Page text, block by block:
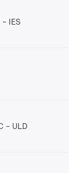
IES
ULD